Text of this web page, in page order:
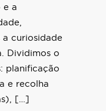
e a
a curiosidade
Dividimos o
planificação
e recolha
[…]